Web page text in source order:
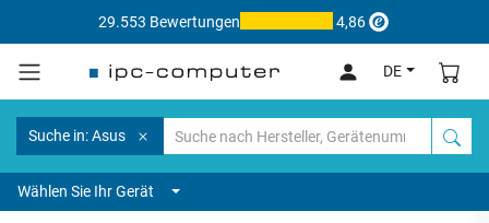
29.553 Bewertungen 4,86
DE
Suche in: Asus
Wählen Sie Ihr Gerät